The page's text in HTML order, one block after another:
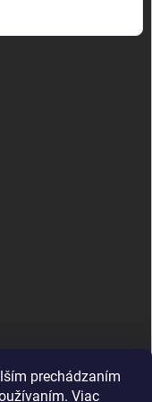
prechádzaním
Viac